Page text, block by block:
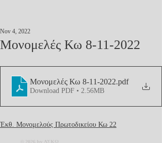
Μονομελές Κω 8-11-2022
Nov 4, 2022
Μονομελές Κω 8-11-2022.pdf
Download PDF • 2.56MB
Έκθ. Μονομελούς Πρωτοδικείου Κω 22
© 2026 by ΔΣΚΩ